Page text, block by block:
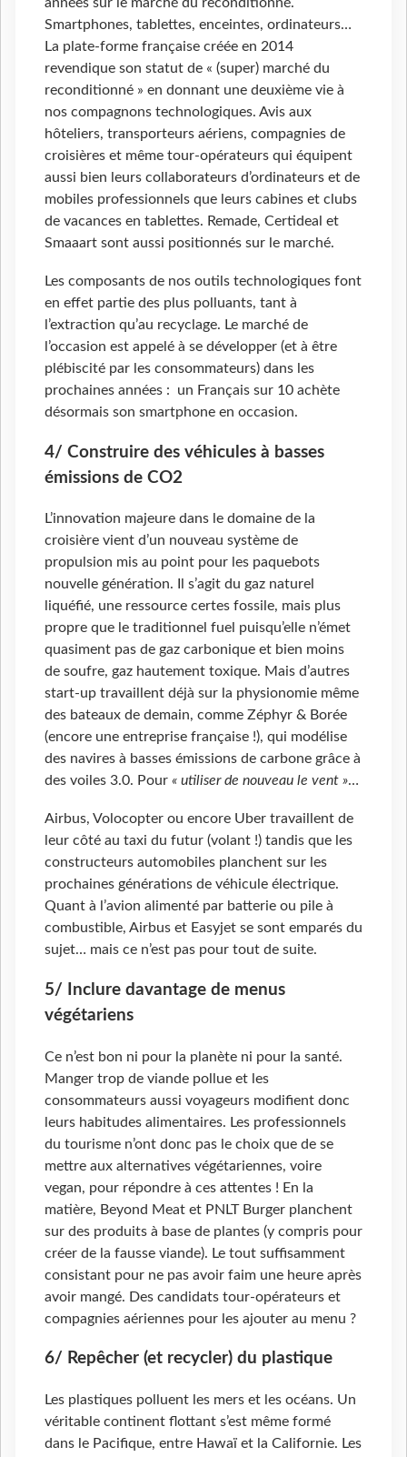
Smartphones, tablettes, enceintes, ordinateurs…
La plate-forme française créée en 2014
revendique son statut de « (super) marché du
reconditionné » en donnant une deuxième vie à
nos compagnons technologiques. Avis aux
hôteliers, transporteurs aériens, compagnies de
croisières et même tour-opérateurs qui équipent
aussi bien leurs collaborateurs d’ordinateurs et de
mobiles professionnels que leurs cabines et clubs
de vacances en tablettes. Remade, Certideal et
Smaaart sont aussi positionnés sur le marché.
Les composants de nos outils technologiques font
en effet partie des plus polluants, tant à
l’extraction qu’au recyclage. Le marché de
l’occasion est appelé à se développer (et à être
plébiscité par les consommateurs) dans les
prochaines années : un Français sur 10 achète
désormais son smartphone en occasion.
4/ Construire des véhicules à basses
émissions de CO2
L’innovation majeure dans le domaine de la
croisière vient d’un nouveau système de
propulsion mis au point pour les paquebots
nouvelle génération. Il s’agit du gaz naturel
liquéfié, une ressource certes fossile, mais plus
propre que le traditionnel fuel puisqu’elle n’émet
quasiment pas de gaz carbonique et bien moins
de soufre, gaz hautement toxique. Mais d’autres
start-up travaillent déjà sur la physionomie même
des bateaux de demain, comme Zéphyr & Borée
(encore une entreprise française !), qui modélise
des navires à basses émissions de carbone grâce à
des voiles 3.0. Pour « utiliser de nouveau le vent »…
Airbus, Volocopter ou encore Uber travaillent de
leur côté au taxi du futur (volant !) tandis que les
constructeurs automobiles planchent sur les
prochaines générations de véhicule électrique.
Quant à l’avion alimenté par batterie ou pile à
combustible, Airbus et Easyjet se sont emparés du
sujet… mais ce n’est pas pour tout de suite.
5/ Inclure davantage de menus
végétariens
Ce n’est bon ni pour la planète ni pour la santé.
Manger trop de viande pollue et les
consommateurs aussi voyageurs modifient donc
leurs habitudes alimentaires. Les professionnels
du tourisme n’ont donc pas le choix que de se
mettre aux alternatives végétariennes, voire
vegan, pour répondre à ces attentes ! En la
matière, Beyond Meat et PNLT Burger planchent
sur des produits à base de plantes (y compris pour
créer de la fausse viande). Le tout suffisamment
consistant pour ne pas avoir faim une heure après
avoir mangé. Des candidats tour-opérateurs et
compagnies aériennes pour les ajouter au menu ?
6/ Repêcher (et recycler) du plastique
Les plastiques polluent les mers et les océans. Un
véritable continent flottant s’est même formé
dans le Pacifique, entre Hawaï et la Californie. Les